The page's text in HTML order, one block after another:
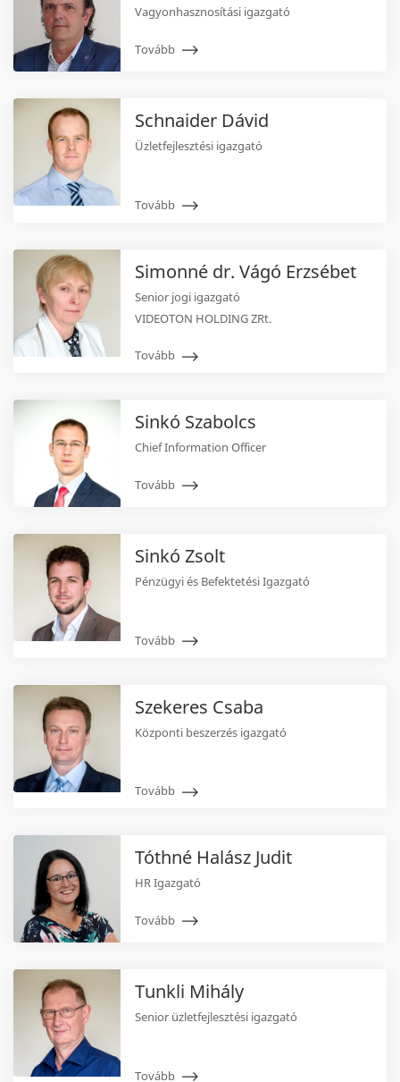
Vagyonhasznosítási igazgató
Tovább
Schnaider Dávid
Üzletfejlesztési igazgató
Tovább
Simonné dr. Vágó Erzsébet
Senior jogi igazgató
VIDEOTON HOLDING ZRt.
Tovább
Sinkó Szabolcs
Chief Information Officer
Tovább
Sinkó Zsolt
Pénzügyi és Befektetési Igazgató
Tovább
Szekeres Csaba
Központi beszerzés igazgató
Tovább
Tóthné Halász Judit
HR Igazgató
Tovább
Tunkli Mihály
Senior üzletfejlesztési igazgató
Tovább